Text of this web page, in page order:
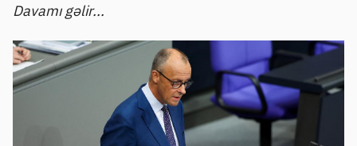
Davamı gəlir...